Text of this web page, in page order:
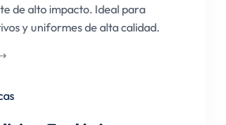
de alto impacto. Ideal para
y uniformes de alta calidad.